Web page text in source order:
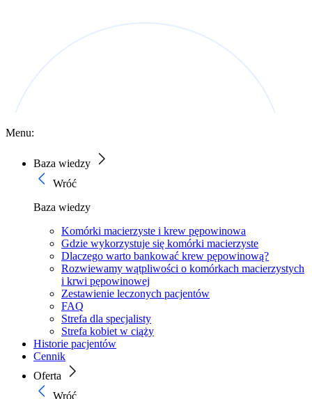
Menu:
Baza wiedzy
Wróć
Baza wiedzy
Komórki macierzyste i krew pępowinowa
Gdzie wykorzystuje się komórki macierzyste
Dlaczego warto bankować krew pępowinową?
Rozwiewamy wątpliwości o komórkach macierzystych
i krwi pępowinowej
Zestawienie leczonych pacjentów
FAQ
Strefa dla specjalisty
Strefa kobiet w ciąży
Historie pacjentów
Cennik
Oferta
Wróć